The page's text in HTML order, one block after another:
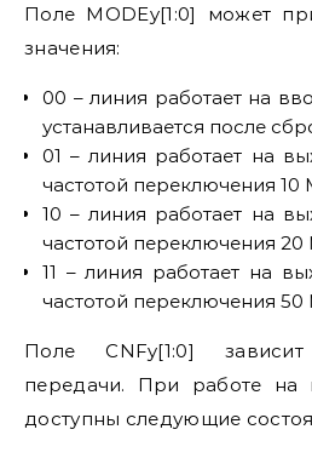
Поле MODEy[1:0] может
значения:
00 – линия работает на
устанавливается после
01 – линия работает на
частотой переключения 10
10 – линия работает на
частотой переключения 20
11 – линия работает на
частотой переключения 50
Поле CNFy[1:0]
передачи. При работе на
доступны следующие